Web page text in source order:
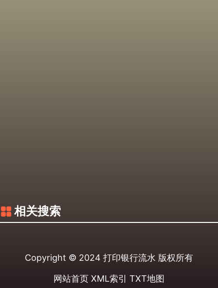
相关搜索
Copyright © 2024 打印银行流水 版权所有
网站首页 XML索引 TXT地图